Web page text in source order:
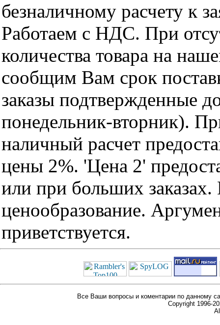
безналичному расчету к
Работаем с НДС. При
количества товара на
сообщим Вам срок
заказы подтвержденные
понедельник-вторник).
наличный расчет
цены 2%. 'Цена 2'
или при больших
ценообразование.
приветствуется.
Все Ваши вопросы и коментарии по данному
Copyright 1996-